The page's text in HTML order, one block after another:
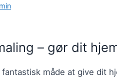
– gør dit
måde at give dit